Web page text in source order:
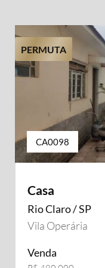
PERMUTA
CA0098
Casa
Rio Claro / SP
Vila Operária
Venda